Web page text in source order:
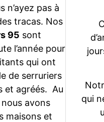
n’ayez pas à
tracas. Nos
95 sont
l’année pour
qui ont
de serruriers
et agréés. Au
avons
maisons et
qui